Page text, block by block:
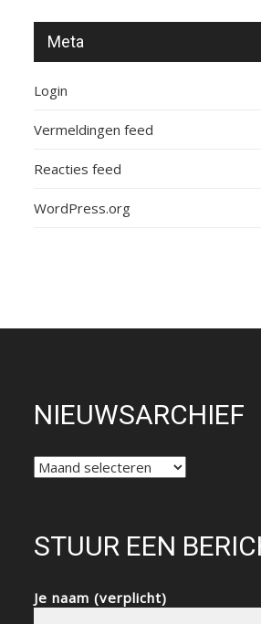
Meta
Login
Vermeldingen feed
Reacties feed
WordPress.org
NIEUWSARCHIEF
NIEUWSARCHIEF
STUUR EEN
Je naam (verplicht)